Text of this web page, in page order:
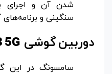
شدن آن و اجرای
سنگینی و
دوربینگوشی 5G
سامسونگ در این